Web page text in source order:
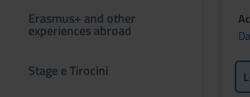
Erasmus+ and other
experiences abroad
Stage e Tirocini